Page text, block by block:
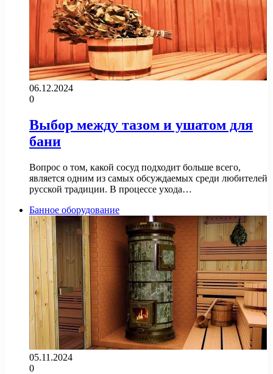
06.12.2024
0
Выбор между тазом и ушатом для
бани
Вопрос о том, какой сосуд подходит больше всего,
является одним из самых обсуждаемых среди любителей
русской традиции. В процессе ухода…
Банное оборудование
05.11.2024
0